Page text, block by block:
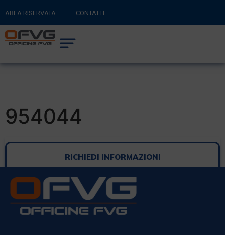
AREA RISERVATA CONTATTI
RITORNA AL SITO PRINCIPALE
CARRELLO
954044
RICHIEDI INFORMAZIONI